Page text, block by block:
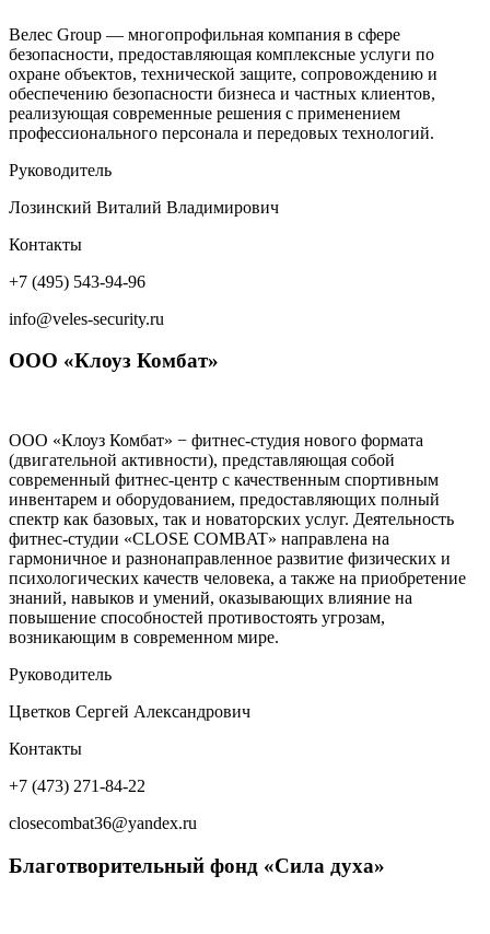
Велес Group — многопрофильная компания в сфере
безопасности, предоставляющая комплексные услуги по
охране объектов, технической защите, сопровождению и
обеспечению безопасности бизнеса и частных клиентов,
реализующая современные решения с применением
профессионального персонала и передовых технологий.
Руководитель
Лозинский Виталий Владимирович
Контакты
+7 (495) 543-94-96
info@veles-security.ru
ООО «Клоуз Комбат»
ООО «Клоуз Комбат» − фитнес-студия нового формата
(двигательной активности), представляющая собой
современный фитнес-центр с качественным спортивным
инвентарем и оборудованием, предоставляющих полный
спектр как базовых, так и новаторских услуг. Деятельность
фитнес-студии «CLOSE COMBAT» направлена на
гармоничное и разнонаправленное развитие физических и
психологических качеств человека, а также на приобретение
знаний, навыков и умений, оказывающих влияние на
повышение способностей противостоять угрозам,
возникающим в современном мире.
Руководитель
Цветков Сергей Александрович
Контакты
+7 (473) 271-84-22
closecombat36@yandex.ru
Благотворительный фонд «Сила духа»